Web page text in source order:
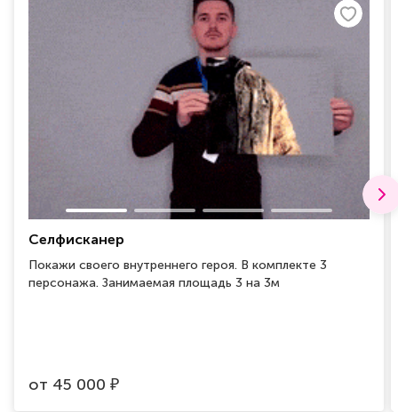
Селфисканер
Покажи своего внутреннего героя. В комплекте 3
персонажа. Занимаемая площадь 3 на 3м
от 45 000 ₽